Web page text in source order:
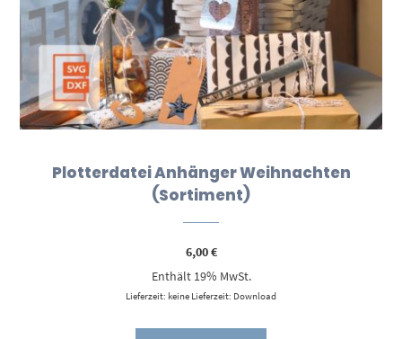
Plotterdatei Anhänger Weihnachten
(Sortiment)
6,00€
Enthält 19% MwSt.
Lieferzeit: keine Lieferzeit: Download